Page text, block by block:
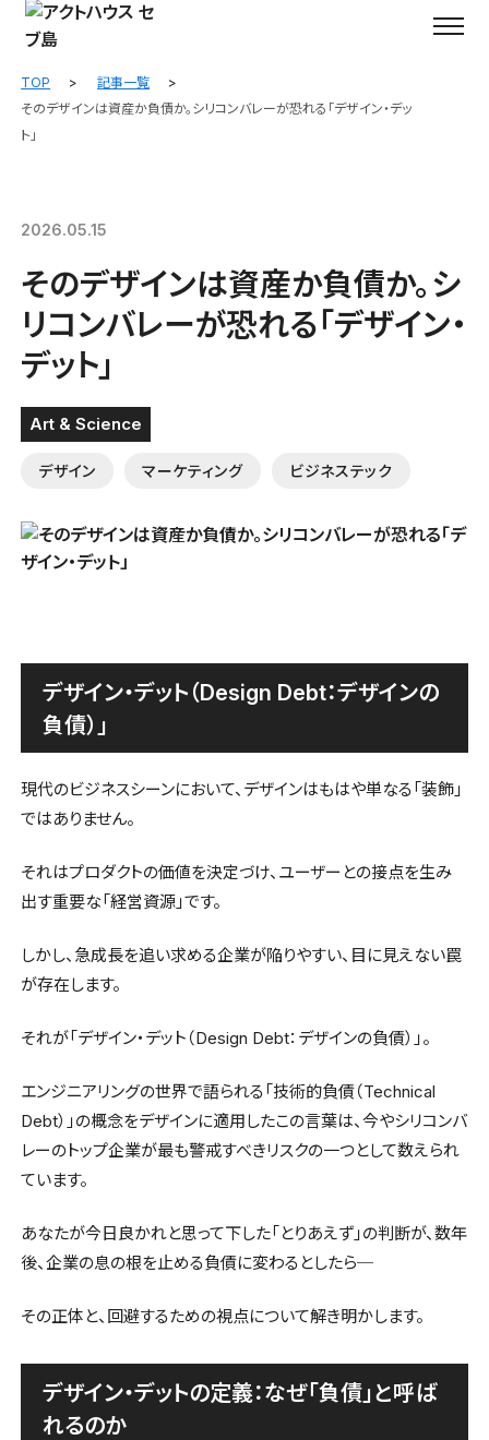
TOP
記事一覧
そのデザインは資産か負債か。シリコンバレーが恐れる「デザイン・デッ
ト」
2026.05.15
そのデザインは資産か負債か。シ
リコンバレーが恐れる「デザイン・
デット」
Art & Science
デザイン マーケティング ビジネステック
デザイン・デット（Design Debt：デザインの
負債）」
現代のビジネスシーンにおいて、デザインはもはや単なる「装飾」
ではありません。
それはプロダクトの価値を決定づけ、ユーザーとの接点を生み
出す重要な「経営資源」です。
しかし、急成長を追い求める企業が陥りやすい、目に見えない罠
が存在します。
それが「デザイン・デット（Design Debt：デザインの負債）」。
エンジニアリングの世界で語られる「技術的負債（Technical
Debt）」の概念をデザインに適用したこの言葉は、今やシリコンバ
レーのトップ企業が最も警戒すべきリスクの一つとして数えられ
ています。
あなたが今日良かれと思って下した「とりあえず」の判断が、数年
後、企業の息の根を止める負債に変わるとしたら─
その正体と、回避するための視点について解き明かします。
デザイン・デットの定義：なぜ「負債」と呼ば
れるのか